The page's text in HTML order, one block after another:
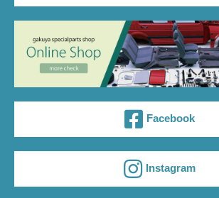
Facebook
Instagram